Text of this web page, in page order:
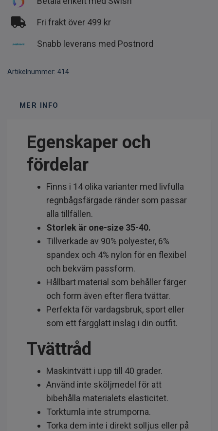
Fri frakt över 499 kr
Snabb leverans med Postnord
Artikelnummer: 414
MER INFO
Egenskaper och
fördelar
Finns i 14 olika varianter med livfulla
regnbågsfärgade ränder som passar
alla tillfällen.
Storlek är one-size 35-40.
Tillverkade av 90% polyester, 6%
spandex och 4% nylon för en flexibel
och bekväm passform.
Hållbart material som behåller färger
och form även efter flera tvättar.
Perfekta för vardagsbruk, sport eller
som ett färgglatt inslag i din outfit.
Tvättråd
Maskintvätt i upp till 40 grader.
Använd inte sköljmedel för att
bibehålla materialets elasticitet.
Torktumla inte strumporna.
Torka dem inte i direkt solljus eller på